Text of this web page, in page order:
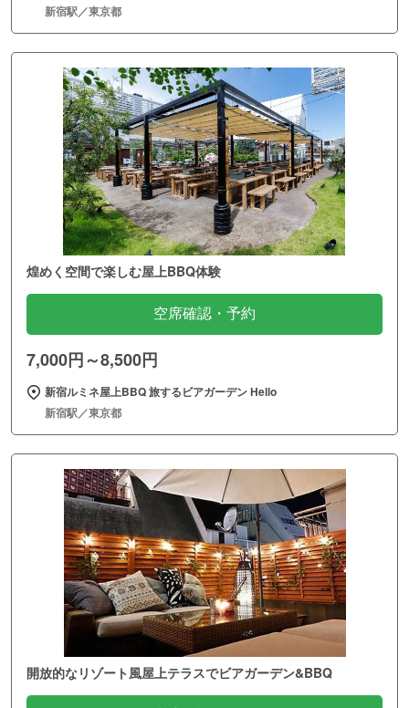
新宿駅／東京都
煌めく空間で楽しむ屋上BBQ体験
空席確認・予約
7,000円～8,500円
新宿ルミネ屋上BBQ 旅するビアガーデン Hello
新宿駅／東京都
開放的なリゾート風屋上テラスでビアガーデン&BBQ